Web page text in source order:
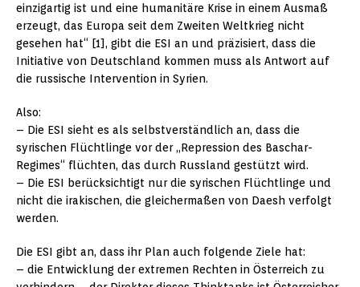
einzigartig ist und eine humanitäre Krise in einem Ausmaß
erzeugt, das Europa seit dem Zweiten Weltkrieg nicht
gesehen hat“ [1], gibt die ESI an und präzisiert, dass die
Initiative von Deutschland kommen muss als Antwort auf
die russische Intervention in Syrien.
Also:
– Die ESI sieht es als selbstverständlich an, dass die
syrischen Flüchtlinge vor der „Repression des Baschar-
Regimes“ flüchten, das durch Russland gestützt wird.
– Die ESI berücksichtigt nur die syrischen Flüchtlinge und
nicht die irakischen, die gleichermaßen von Daesh verfolgt
werden.
Die ESI gibt an, dass ihr Plan auch folgende Ziele hat:
– die Entwicklung der extremen Rechten in Österreich zu